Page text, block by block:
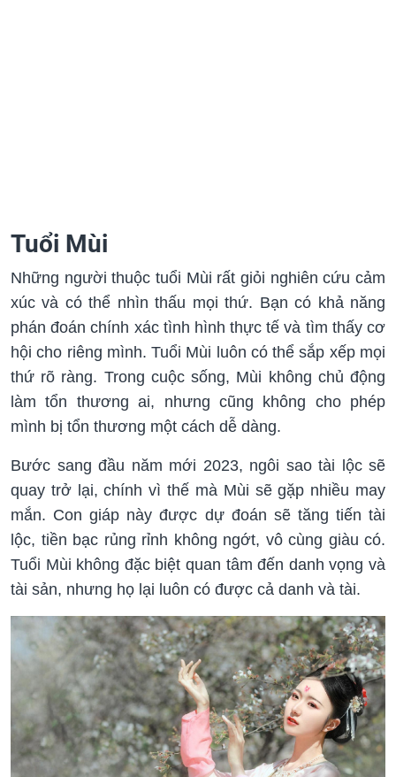
Tuổi Mùi
Những người thuộc tuổi Mùi rất giỏi nghiên cứu cảm
xúc và có thể nhìn thấu mọi thứ. Bạn có khả năng
phán đoán chính xác tình hình thực tế và tìm thấy cơ
hội cho riêng mình. Tuổi Mùi luôn có thể sắp xếp mọi
thứ rõ ràng. Trong cuộc sống, Mùi không chủ động
làm tổn thương ai, nhưng cũng không cho phép
mình bị tổn thương một cách dễ dàng.
Bước sang đầu năm mới 2023, ngôi sao tài lộc sẽ
quay trở lại, chính vì thế mà Mùi sẽ gặp nhiều may
mắn. Con giáp này được dự đoán sẽ tăng tiến tài
lộc, tiền bạc rủng rỉnh không ngớt, vô cùng giàu có.
Tuổi Mùi không đặc biệt quan tâm đến danh vọng và
tài sản, nhưng họ lại luôn có được cả danh và tài.